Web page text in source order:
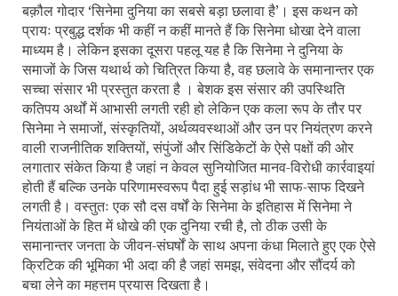
बक़ौल गोदार ‘सिनेमा दुनिया का सबसे बड़ा छलावा है’ । इस कथन को
प्रायः प्रबुद्ध दर्शक भी कहीं न कहीं मानते हैं कि सिनेमा धोखा देने वाला
माध्यम है। लेकिन इसका दूसरा पहलू यह है कि सिनेमा ने दुनिया के
समाजों के जिस यथार्थ को चित्रित किया है, वह छलावे के समानान्तर एक
सच्चा संसार भी प्रस्तुत करता है । बेशक इस संसार की उपस्थिति
कतिपय अर्थों में आभासी लगती रही हो लेकिन एक कला रूप के तौर पर
सिनेमा ने समाजों,संस्कृतियों, अर्थव्यवस्थाओं और उन पर नियंत्रण करने
वाली राजनीतिक शक्तियों,संपुंजों और सिंडिकेटों के ऐसे पक्षों की ओर
लगातार संकेत किया है जहां न केवल सुनियोजित मानव-विरोधी कार्रवाइयां
होती हैं बल्कि उनके परिणामस्वरूप पैदा हुई सड़ांध भी साफ-साफ दिखने
लगती है। वस्तुतः एक सौ दस वर्षों के सिनेमा के इतिहास में सिनेमा ने
नियंताओं के हित में धोखे की एक दुनिया रची है, तो ठीक उसी के
समानान्तर जनता के जीवन-संघर्षों के साथ अपना कंधा मिलाते हुए एक ऐसे
क्रिटिक की भूमिका भी अदा की है जहां समझ,संवेदना और सौंदर्य को
बचा लेने का महत्तम प्रयास दिखता है।